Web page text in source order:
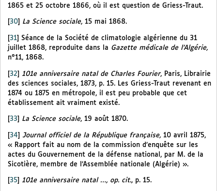
1865 et 25 octobre 1866, où il est question de Griess-Traut.
30 La Science sociale, 15 mai 1868.
31
Séance de la Société de climatologie algérienne du 31
juillet 1868, reproduite dans la Gazette médicale de l’Algérie,
n°11, 1868.
[32] 101e anniversaire natal de Charles Fourier, Paris, Librairie
des sciences sociales, 1873, p. 15. Les Griess-Traut revenant en
1874 ou 1875 en métropole, il est peu probable que cet
établissement ait vraiment existé.
33 La Science sociale, 19 août 1870.
[34] Journal officiel de la République française, 10 avril 1875,
« Rapport fait au nom de la commission d’enquête sur les
actes du Gouvernement de la défense national, par M. de la
Sicotière, membre de l’Assemblée nationale (Algérie) ».
35 101e anniversaire natal …, op. cit., p. 15.